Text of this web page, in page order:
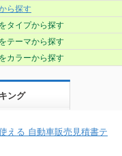
ら探す
タイプから探す
テーマから探す
カラーから探す
ング
える 自動車販売見積書テ